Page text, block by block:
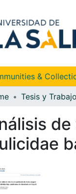
&
Tesis y